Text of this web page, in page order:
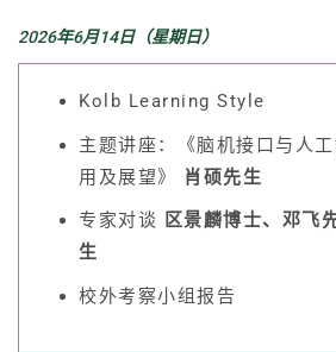
2026年6月14日（星期日）
Kolb Learning Style
主题讲座：《脑机接口与人
用及展望》
肖硕先生
专家对谈
区景麟博士、邓飞
生
校外考察小组报告